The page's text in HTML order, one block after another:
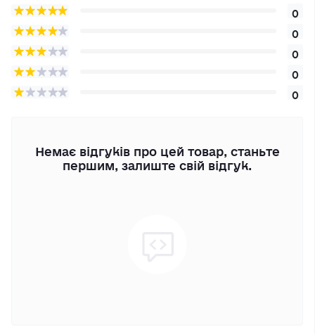
0
0
0
0
0
Немає відгуків про цей товар, станьте
першим, залиште свій відгук.